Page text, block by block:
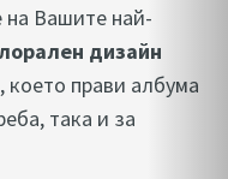
на Вашите най-
дизайн
което прави албума
така и за